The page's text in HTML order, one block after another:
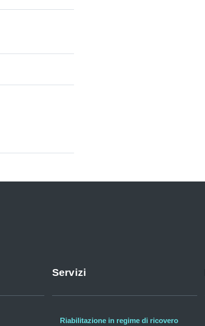
Servizi
Riabilitazione in regime di ricovero